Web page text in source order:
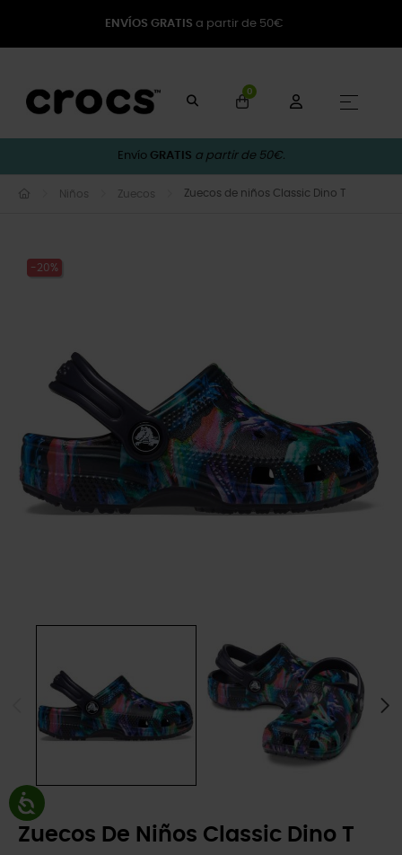
ENVÍOS GRATIS a partir de 50€
0
☰
Envío GRATIS a partir de 50€.
Niños Zuecos Zuecos de niños Classic Dino T
-20%
Zuecos De Niños Classic Dino T